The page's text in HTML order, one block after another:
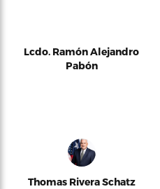
Lcdo. Ramón Alejandro
Pabón
Thomas Rivera Schatz